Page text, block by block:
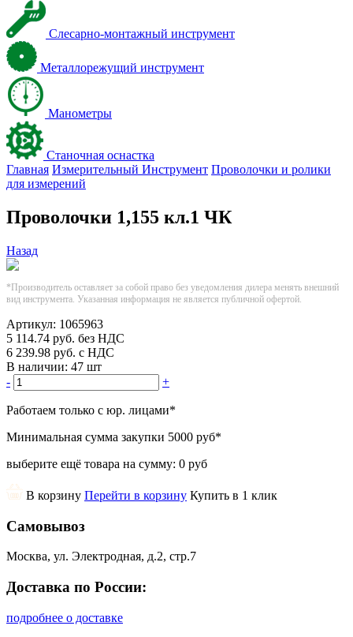
Слесарно-монтажный инструмент
Металлорежущий инструмент
Манометры
Станочная оснастка
Главная Измерительный Инструмент Проволочки и ролики
для измерений
Проволочки 1,155 кл.1 ЧК
Назад
*Производитель оставляет за собой право без уведомления дилера менять внешний
вид инструмента. Указанная информация не является публичной офертой.
Артикул: 1065963
5 114.74 руб. без НДС
6 239.98 руб. с НДС
В наличии: 47 шт
-
+
Работаем только с юр. лицами*
Минимальная сумма закупки 5000 руб*
выберите ещё товара на сумму: 0 руб
В корзину Перейти в корзину Купить в 1 клик
Самовывоз
Москва, ул. Электродная, д.2, стр.7
Доставка по России:
подробнее о доставке